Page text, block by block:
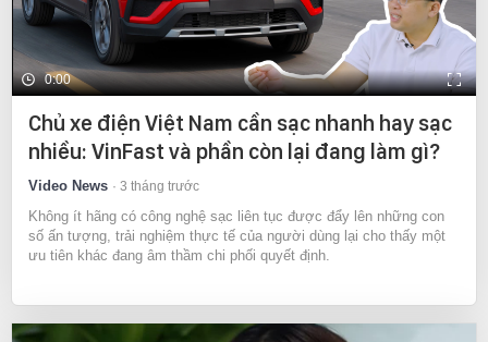
0:00
Chủ xe điện Việt Nam cần sạc nhanh hay sạc
nhiều: VinFast và phần còn lại đang làm gì?
Video News 3 tháng trước
Không ít hãng có công nghệ sạc liên tục được đẩy lên những con
số ấn tượng, trải nghiệm thực tế của người dùng lại cho thấy một
ưu tiên khác đang âm thầm chi phối quyết định.